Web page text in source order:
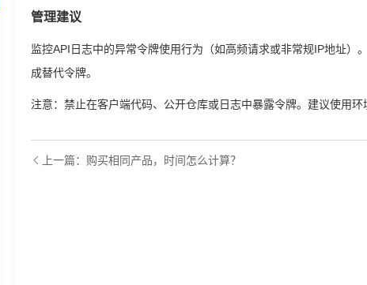
管理建议 ​
监控API日志中的异常令牌使用行为（如高频请求或非常规IP地址）
成替代令牌。
注意：禁止在客户端代码、公开仓库或日志中暴露令牌。建议使用
上一篇：购买相同产品，时间怎么计算？